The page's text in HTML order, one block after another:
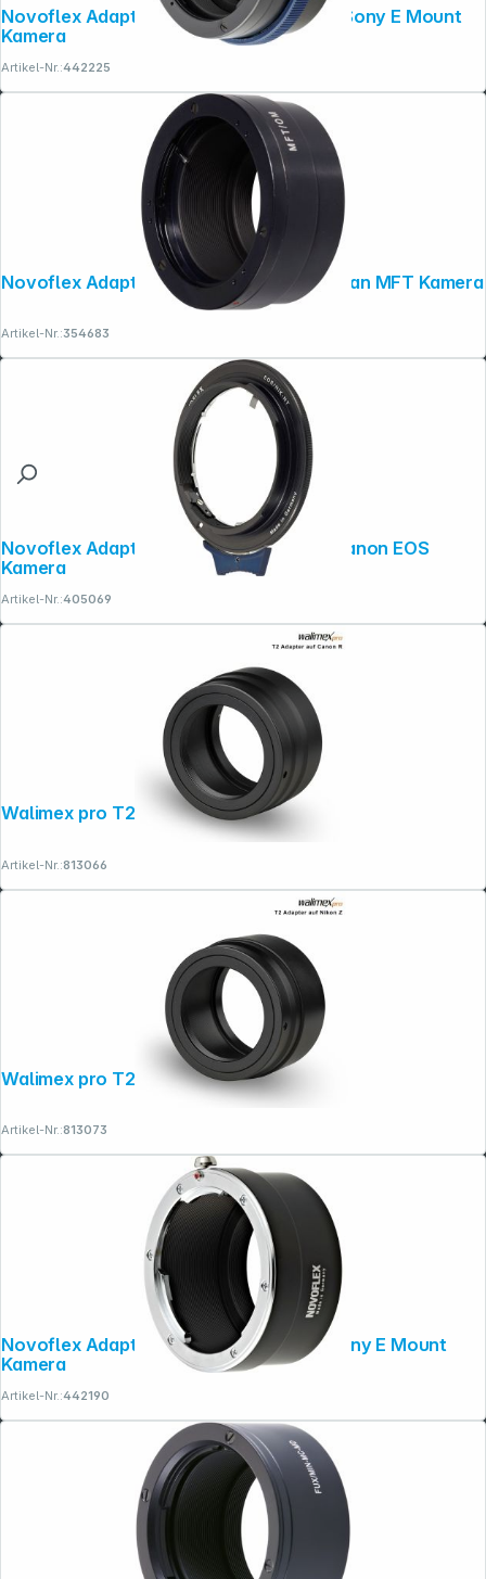
Novoflex Adapter Pentax K Objektiv an Sony E Mount
Kamera
Artikel-Nr.:442225
Novoflex Adapter Olympus OM Objektiv an MFT Kamera
Artikel-Nr.:354683
Novoflex Adapter Nikon G Objektiv an Canon EOS
Kamera
Artikel-Nr.:405069
Walimex pro T2 Objektiv an Canon R
Artikel-Nr.:813066
Walimex pro T2 Objektiv an Nikon Z
Artikel-Nr.:813073
Novoflex Adapter Leica R Objektiv an Sony E Mount
Kamera
Artikel-Nr.:442190